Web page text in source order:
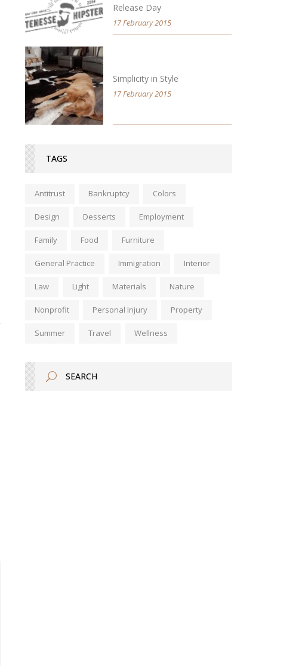
Release Day
17 February 2015
Simplicity in Style
17 February 2015
TAGS
Antitrust Bankruptcy Colors
Design Desserts Employment
Family Food Furniture
General Practice Immigration Interior
Law Light Materials Nature
Nonprofit Personal Injury Property
Summer Travel Wellness